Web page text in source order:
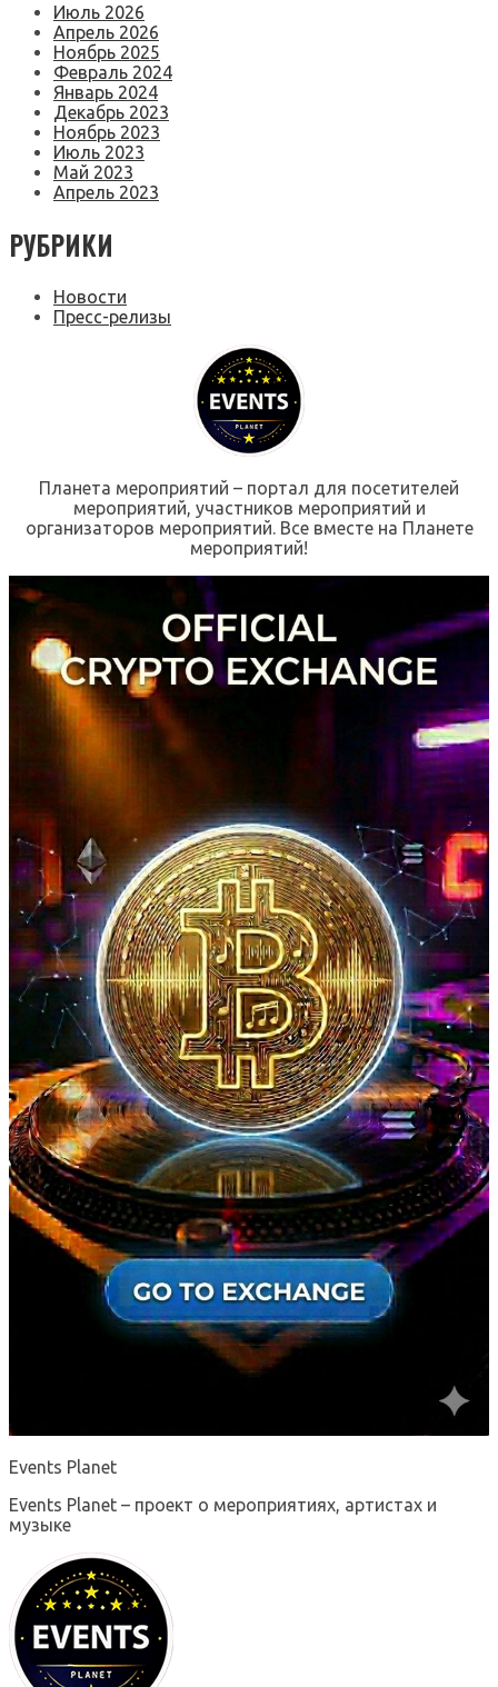
Июль 2026
Апрель 2026
Ноябрь 2025
Февраль 2024
Январь 2024
Декабрь 2023
Ноябрь 2023
Июль 2023
Май 2023
Апрель 2023
РУБРИКИ
Новости
Пресс-релизы
Планета мероприятий – портал для посетителей
мероприятий, участников мероприятий и
организаторов мероприятий. Все вместе на Планете
мероприятий!
Events Planet
Events Planet – проект о мероприятиях, артистах и
музыке